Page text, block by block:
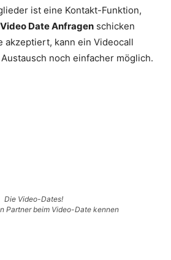
ist eine Kontakt-Funktion,
Video Date Anfragen schicken
akzeptiert, kann ein Videocall
noch einfacher möglich.
Die Video-Dates!
Partner beim Video-Date kennen